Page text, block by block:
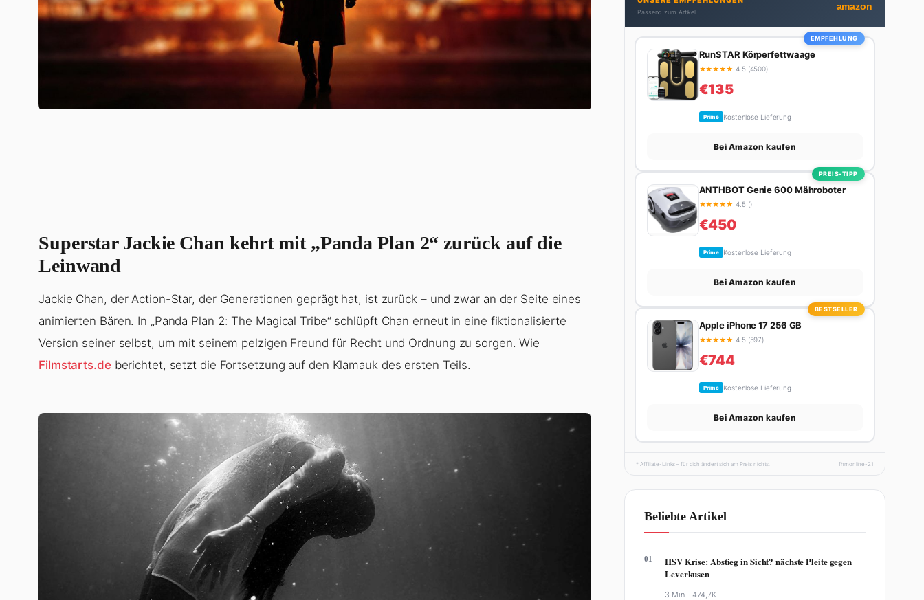
Superstar Jackie Chan kehrt mit „Panda Plan 2“ zurück auf die
Leinwand
Jackie Chan, der Action-Star, der Generationen geprägt hat, ist zurück – und zwar an der Seite eines
animierten Bären. In „Panda Plan 2: The Magical Tribe“ schlüpft Chan erneut in eine fiktionalisierte
Version seiner selbst, um mit seinem pelzigen Freund für Recht und Ordnung zu sorgen. Wie
Filmstarts.deberichtet, setzt die Fortsetzung auf den Klamauk des ersten Teils.
Trip – sei es ein Wochenende in den Bergen, eine
Motorradtour durch die Alpen oder der jährliche
Campingtrip mit den Jungs. Sein Credo: Das Leben
ist zu kurz für langweilige Wochenenden.
Passend zum Artikel
amazon
EMPFEHLUNG
RunSTAR Körperfettwaage
★★★★★ 4.5 (4500)
€135
Prime Kostenlose Lieferung
Bei Amazon kaufen
PREIS-TIPP
ANTHBOT Genie 600 Mähroboter
★★★★★ 4.5 ()
€450
Prime Kostenlose Lieferung
Bei Amazon kaufen
BESTSELLER
Apple iPhone 17 256 GB
★★★★★ 4.5 (597)
€744
Prime Kostenlose Lieferung
Bei Amazon kaufen
* Affiliate-Links – für dich ändert sich am Preis nichts. fhmonline-21
Beliebte Artikel
01
HSV Krise: Abstieg in Sicht? nächste Pleite gegen
Leverkusen
3 Min. ·474,7K